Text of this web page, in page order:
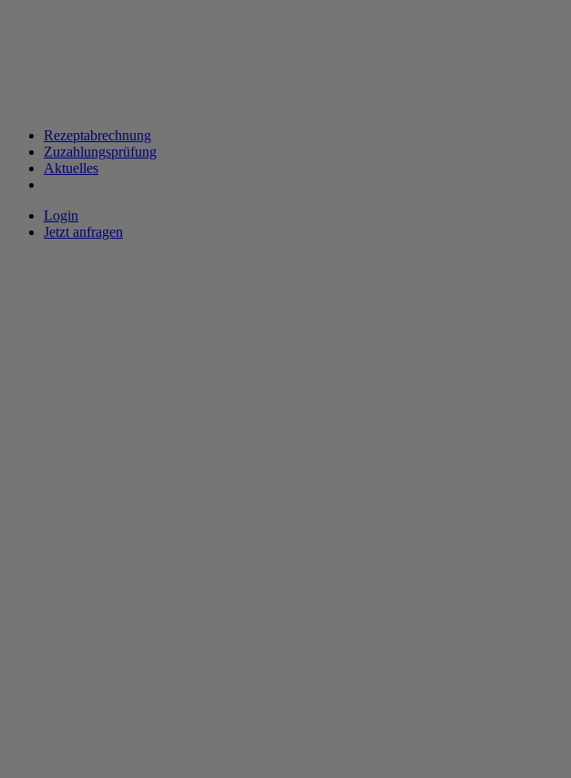
Rezeptabrechnung
Zuzahlungsprüfung
Aktuelles
Login
Jetzt anfragen